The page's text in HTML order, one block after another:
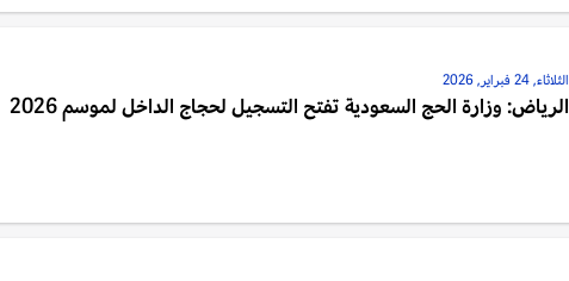
الثلاثاء, 24 فبراير, 2026
الرياض: وزارة الحج السعودية تفتح التسجيل لحجاج الداخل لموسم 2026